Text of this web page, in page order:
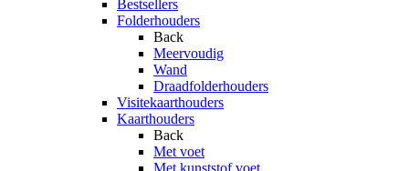
Bestsellers
Folderhouders
Back
Meervoudig
Wand
Draadfolderhouders
Visitekaarthouders
Kaarthouders
Back
Met voet
Met kunststof voet